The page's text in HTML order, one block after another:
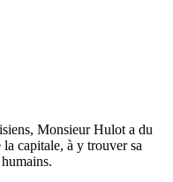
Monsieur Hulot a du
capitale, à y trouver sa